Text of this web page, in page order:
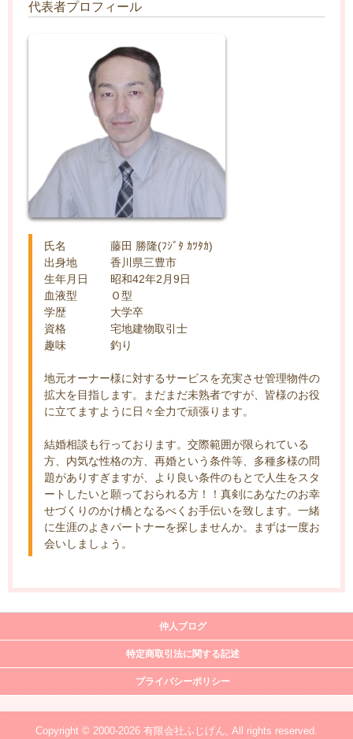
代表者プロフィール
氏名 藤田 勝隆(ﾌｼﾞﾀ ｶﾂﾀｶ)
出身地 香川県三豊市
生年月日 昭和42年2月9日
血液型 Ｏ型
学歴 大学卒
資格 宅地建物取引士
趣味 釣り
地元オーナー様に対するサービスを充実させ管理物件の
拡大を目指します。まだまだ未熟者ですが、皆様のお役
に立てますように日々全力で頑張ります。
結婚相談も行っております。交際範囲が限られている
方、内気な性格の方、再婚という条件等、多種多様の問
題がありすぎますが、より良い条件のもとで人生をスタ
ートしたいと願っておられる方！！真剣にあなたのお幸
せづくりのかけ橋となるべくお手伝いを致します。一緒
に生涯のよきパートナーを探しませんか。まずは一度お
会いしましょう。
仲人ブログ
特定商取引法に関する記述
プライバシーポリシー
Copyright © 2000-2026 有限会社ふじげん, All rights reserved.